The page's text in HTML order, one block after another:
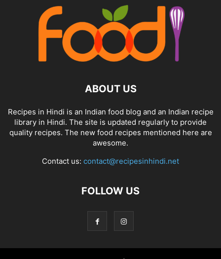
ABOUT US
Recipes in Hindi is an Indian food blog and an Indian recipe
library in Hindi. The site is updated regularly to provide
quality recipes. The new food recipes mentioned here are
awesome.
Contact us: contact@recipesinhindi.net
FOLLOW US